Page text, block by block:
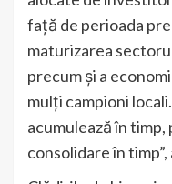
față de perioada
maturizarea
precum și a
mulți campioni
acumulează în
consolidare în